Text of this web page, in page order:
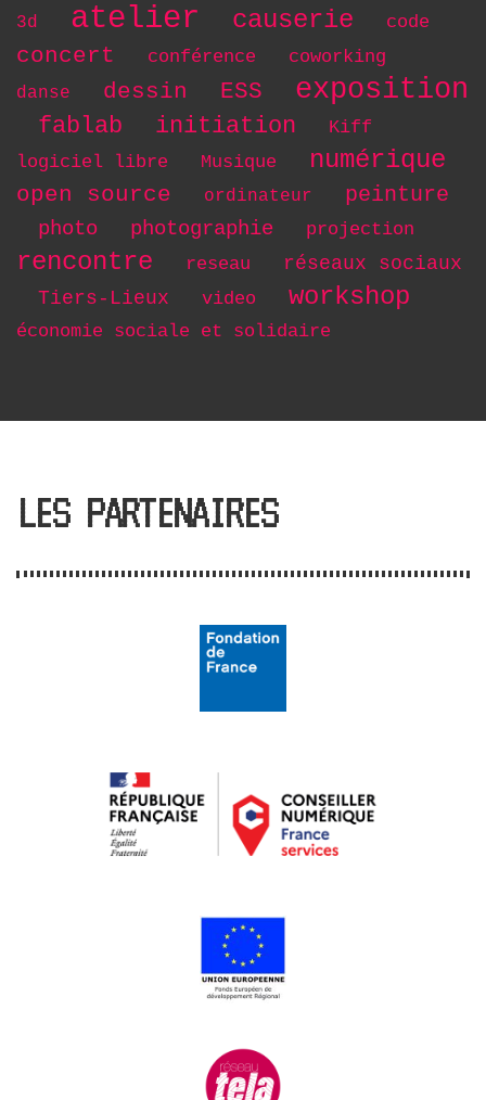
3d atelier causerie code
concert conférence coworking
danse dessin ESS exposition
fablab initiation
Kiff
logiciel libre
Musique numérique
open source ordinateur peinture
photo photographie projection
rencontre reseau
réseaux sociaux
Tiers-Lieux
video workshop
économie sociale et solidaire
LES PARTENAIRES